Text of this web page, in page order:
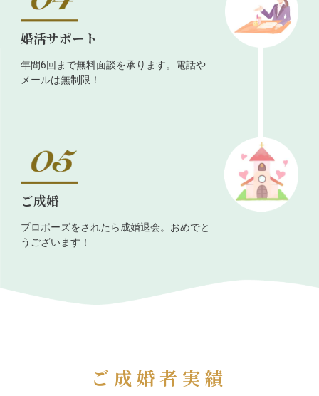
婚活サポート
年間6回まで無料面談を承ります。電話や
メールは無制限！
ご成婚
プロポーズをされたら成婚退会。おめでと
うございます！
ご成婚者実績